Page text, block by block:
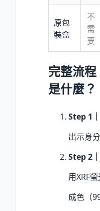
原包
裝盒
不
需
要
完整流程
是什麼？
Step 1
出示身
Step 2
用XRF
成色（